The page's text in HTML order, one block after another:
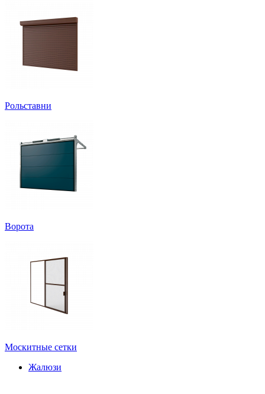
Рольставни
Ворота
Москитные сетки
Жалюзи